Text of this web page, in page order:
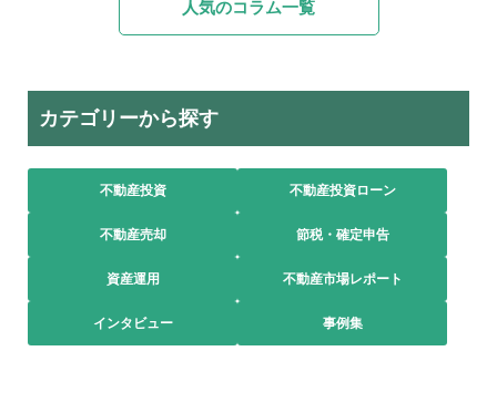
人気のコラム一覧
カテゴリーから探す
不動産投資 不動産投資ローン
不動産売却 節税・確定申告
資産運用 不動産市場レポート
インタビュー 事例集